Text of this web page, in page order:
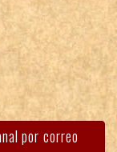
por correo